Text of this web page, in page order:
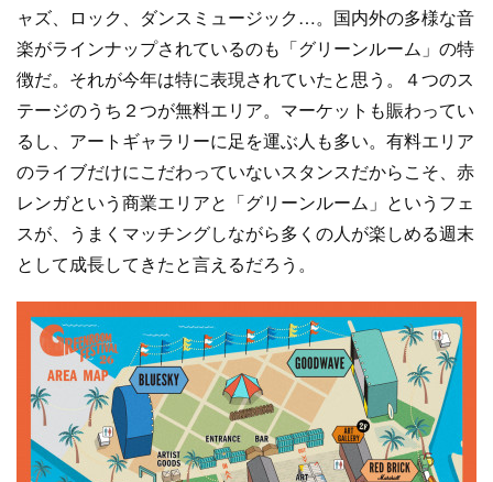
ャズ、ロック、ダンスミュージック…。国内外の多様な音
楽がラインナップされているのも「グリーンルーム」の特
徴だ。それが今年は特に表現されていたと思う。４つのス
テージのうち２つが無料エリア。マーケットも賑わってい
るし、アートギャラリーに足を運ぶ人も多い。有料エリア
のライブだけにこだわっていないスタンスだからこそ、赤
レンガという商業エリアと「グリーンルーム」というフェ
スが、うまくマッチングしながら多くの人が楽しめる週末
として成長してきたと言えるだろう。